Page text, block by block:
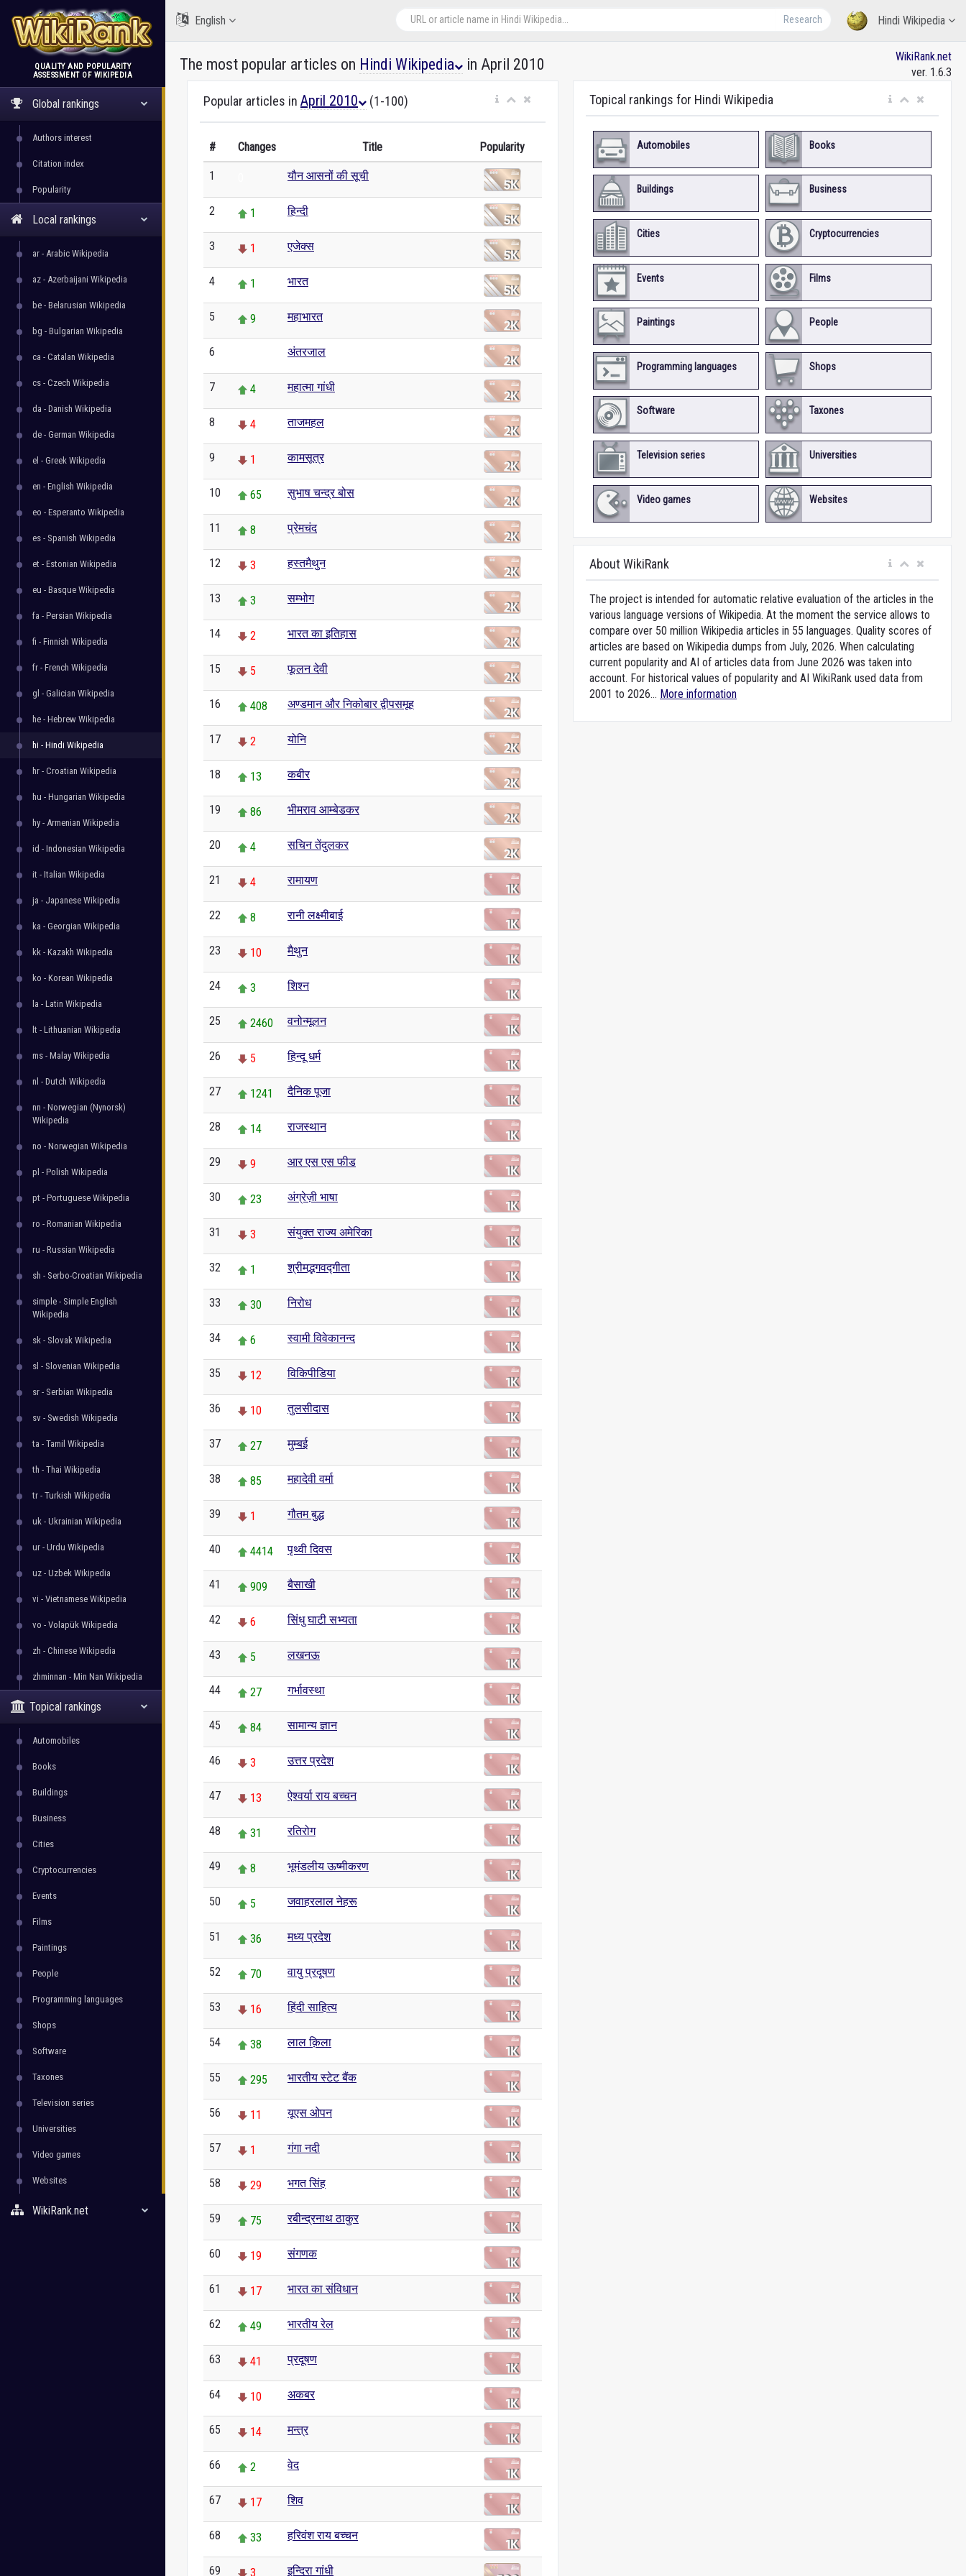
WikiRank
QUALITY AND POPULARITY
ASSESSMENT OF WIKIPEDIA
Global rankings
Authors interest
Citation index
Popularity
Local rankings
ar - Arabic Wikipedia
az - Azerbaijani Wikipedia
be - Belarusian Wikipedia
bg - Bulgarian Wikipedia
ca - Catalan Wikipedia
cs - Czech Wikipedia
da - Danish Wikipedia
de - German Wikipedia
el - Greek Wikipedia
en - English Wikipedia
eo - Esperanto Wikipedia
es - Spanish Wikipedia
et - Estonian Wikipedia
eu - Basque Wikipedia
fa - Persian Wikipedia
fi - Finnish Wikipedia
fr - French Wikipedia
gl - Galician Wikipedia
he - Hebrew Wikipedia
hi - Hindi Wikipedia
hr - Croatian Wikipedia
hu - Hungarian Wikipedia
hy - Armenian Wikipedia
id - Indonesian Wikipedia
it - Italian Wikipedia
ja - Japanese Wikipedia
ka - Georgian Wikipedia
kk - Kazakh Wikipedia
ko - Korean Wikipedia
la - Latin Wikipedia
lt - Lithuanian Wikipedia
ms - Malay Wikipedia
nl - Dutch Wikipedia
nn - Norwegian (Nynorsk)
Wikipedia
no - Norwegian Wikipedia
pl - Polish Wikipedia
pt - Portuguese Wikipedia
ro - Romanian Wikipedia
ru - Russian Wikipedia
sh - Serbo-Croatian Wikipedia
simple - Simple English
Wikipedia
sk - Slovak Wikipedia
sl - Slovenian Wikipedia
sr - Serbian Wikipedia
sv - Swedish Wikipedia
ta - Tamil Wikipedia
th - Thai Wikipedia
tr - Turkish Wikipedia
uk - Ukrainian Wikipedia
ur - Urdu Wikipedia
uz - Uzbek Wikipedia
vi - Vietnamese Wikipedia
vo - Volapük Wikipedia
zh - Chinese Wikipedia
zhminnan - Min Nan Wikipedia
Topical rankings
Automobiles
Books
Buildings
Business
Cities
Cryptocurrencies
Events
Films
Paintings
People
Programming languages
Shops
Software
Taxones
Television series
Universities
Video games
Websites
WikiRank.net
Hindi Wikipedia
Research
English
The most popular articles on Hindi Wikipedia in April 2010
WikiRank.net
ver. 1.6.3
Popular articles in April 2010 (1-100)
# Changes Title Popularity
1 यौन आसनों की सूची
2 1 हिन्दी
3 1 एजेक्स
4 1 भारत
5 9 महाभारत
6 अंतरजाल
7 4 महात्मा गांधी
8 4 ताजमहल
9 1 कामसूत्र
10 65 सुभाष चन्द्र बोस
11 8 प्रेमचंद
12 3 हस्तमैथुन
13 3 सम्भोग
14 2 भारत का इतिहास
15 5 फूलन देवी
16 408 अण्डमान और निकोबार द्वीपसमूह
17 2 योनि
18 13 कबीर
19 86 भीमराव आम्बेडकर
20 4 सचिन तेंदुलकर
21 4 रामायण
22 8 रानी लक्ष्मीबाई
23 10 मैथुन
24 3 शिश्न
25 2460 वनोन्मूलन
26 5 हिन्दू धर्म
27 1241 दैनिक पूजा
28 14 राजस्थान
29 9 आर एस एस फीड
30 23 अंग्रेज़ी भाषा
31 3 संयुक्त राज्य अमेरिका
32 1 श्रीमद्भगवद्गीता
33 30 निरोध
34 6 स्वामी विवेकानन्द
35 12 विकिपीडिया
36 10 तुलसीदास
37 27 मुम्बई
38 85 महादेवी वर्मा
39 1 गौतम बुद्ध
40 4414 पृथ्वी दिवस
41 909 बैसाखी
42 6 सिंधु घाटी सभ्यता
43 5 लखनऊ
44 27 गर्भावस्था
45 84 सामान्य ज्ञान
46 3 उत्तर प्रदेश
47 13 ऐश्वर्या राय बच्चन
48 31 रतिरोग
49 8 भूमंडलीय ऊष्मीकरण
50 5 जवाहरलाल नेहरू
51 36 मध्य प्रदेश
52 70 वायु प्रदूषण
53 16 हिंदी साहित्य
54 38 लाल क़िला
55 295 भारतीय स्टेट बैंक
56 11 यूएस ओपन
57 1 गंगा नदी
58 29 भगत सिंह
59 75 रबीन्द्रनाथ ठाकुर
60 19 संगणक
61 17 भारत का संविधान
62 49 भारतीय रेल
63 41 प्रदूषण
64 10 अकबर
65 14 मन्त्र
66 2 वेद
67 17 शिव
68 33 हरिवंश राय बच्चन
69 3 इन्दिरा गांधी
Topical rankings for Hindi Wikipedia
Automobiles Books
Buildings Business
Cities Cryptocurrencies
Events Films
Paintings People
Programming languages Shops
Software Taxones
Television series Universities
Video games Websites
About WikiRank
The project is intended for automatic relative evaluation of the articles in the
various language versions of Wikipedia. At the moment the service allows to
compare over 50 million Wikipedia articles in 55 languages. Quality scores of
articles are based on Wikipedia dumps from July, 2026. When calculating
current popularity and AI of articles data from June 2026 was taken into
account. For historical values of popularity and AI WikiRank used data from
2001 to 2026... More information